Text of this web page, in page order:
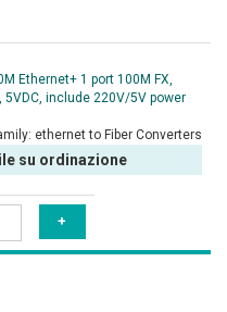
Ethernet+ 1 port 100M FX,
include 220V/5V power
ethernet to Fiber Converters
su ordinazione